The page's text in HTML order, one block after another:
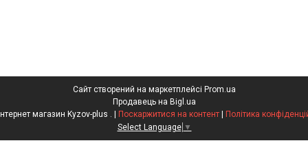
Сайт створений на маркетплейсі Prom.ua
Продавець на Bigl.ua
Поскаржитися на контент
Політика
Select Language ▼